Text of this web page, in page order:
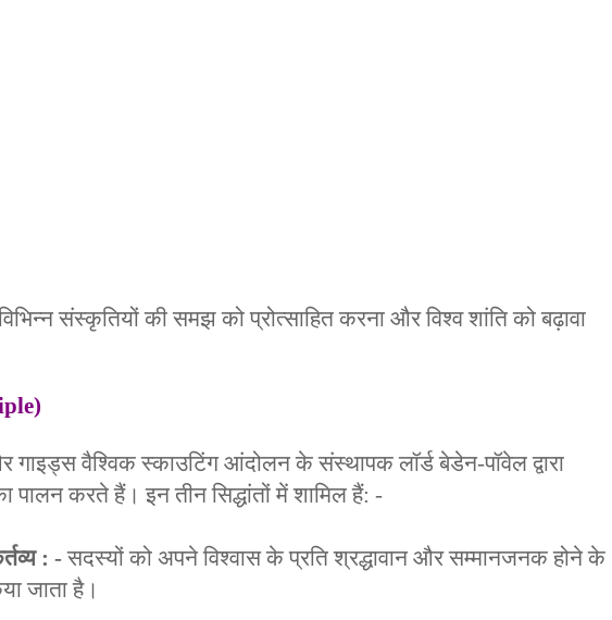
संस्कृतियों की समझ को प्रोत्साहित करना और विश्व शांति को बढ़ावा
वैश्विक स्काउटिंग आंदोलन के संस्थापक लॉर्ड बेडेन-पॉवेल द्वारा
का पालन करते हैं।इन तीन सिद्धांतों में शामिल हैं: -
: -सदस्यों को अपने विश्वास के प्रति श्रद्धावान और सम्मानजनक होने के
जाता है।